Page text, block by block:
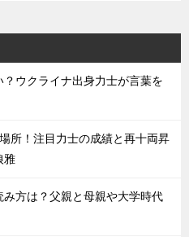
ウクライナ出身力士が言葉を
所！注目力士の成績と再十両昇
雅
方は？父親と母親や大学時代